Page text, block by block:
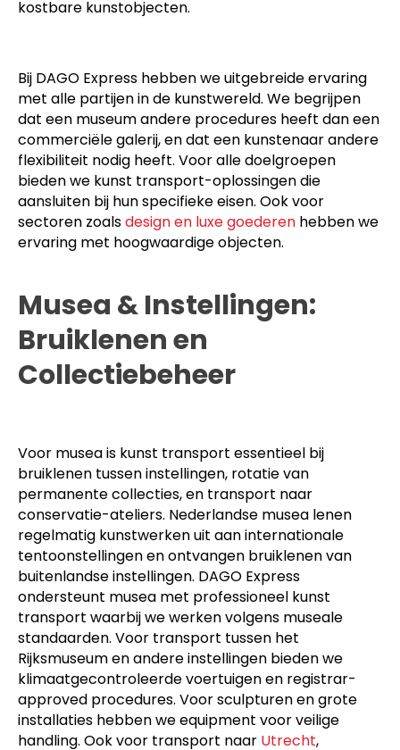
kostbare kunstobjecten.
Bij DAGO Express hebben we uitgebreide ervaring
met alle partijen in de kunstwereld. We begrijpen
dat een museum andere procedures heeft dan een
commerciële galerij, en dat een kunstenaar andere
flexibiliteit nodig heeft. Voor alle doelgroepen
bieden we kunst transport-oplossingen die
aansluiten bij hun specifieke eisen. Ook voor
sectoren zoalsdesign en luxe goederen hebben we
ervaring met hoogwaardige objecten.
Musea & Instellingen:
Bruiklenen en
Collectiebeheer
Voor musea is kunst transport essentieel bij
bruiklenen tussen instellingen, rotatie van
permanente collecties, en transport naar
conservatie-ateliers. Nederlandse musea lenen
regelmatig kunstwerken uit aan internationale
tentoonstellingen en ontvangen bruiklenen van
buitenlandse instellingen. DAGO Express
ondersteunt musea met professioneel kunst
transport waarbij we werken volgens museale
standaarden. Voor transport tussen het
Rijksmuseum en andere instellingen bieden we
klimaatgecontroleerde voertuigen en registrar-
approved procedures. Voor sculpturen en grote
installaties hebben we equipment voor veilige
handling. Ook voor transport naar Utrecht,